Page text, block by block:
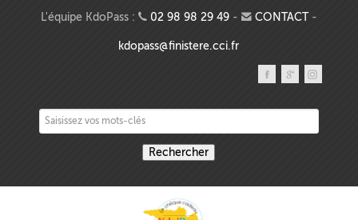
Aller au contenu principal
L'équipe KdoPass : 02 98 98 29 49- CONTACT-
kdopass@finistere.cci.fr
Saisissez vos mots-clés